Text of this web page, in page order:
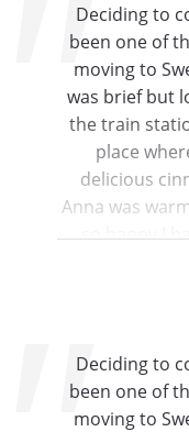
an incredible
you are
Deciding to
been one of
moving to
was brief but
the train
place
delicious
Anna was
so happy I
some time
Deciding to
been one of
moving to